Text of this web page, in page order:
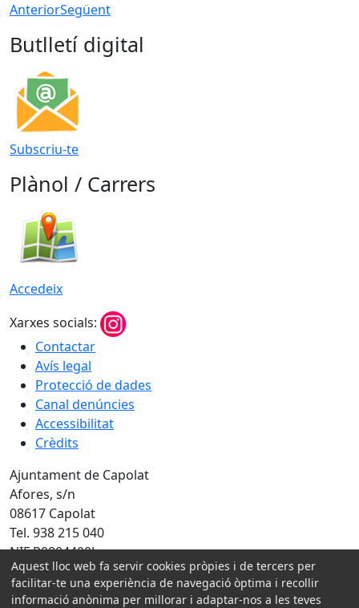
AnteriorSegüent
Butlletí digital
Subscriu-te
Plànol / Carrers
Accedeix
Xarxes socials:
Contactar
Avís legal
Protecció de dades
Canal denúncies
Accessibilitat
Crèdits
Ajuntament de Capolat
Afores, s/n
08617 Capolat
Tel. 938 215 040
NIF P0804400J
Amb la col·laboració de:
Aquest lloc web fa servir cookies pròpies i de tercers per
facilitar-te una experiència de navegació òptima i recollir
informació anònima per millorar i adaptar-nos a les teves